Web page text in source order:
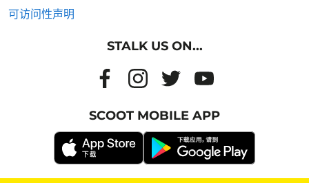
可访问性声明
STALK US ON...
SCOOT MOBILE APP